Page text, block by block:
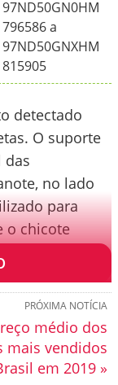
97ND50GN0HM
796586 a
97ND50GNXHM
815905
detectado
O suporte
das
no lado
para
o chicote
PRÓXIMA NOTÍCIA
médio dos
mais vendidos
em 2019 »